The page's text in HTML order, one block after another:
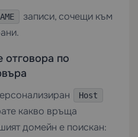
записи, сочещи към
отговора по
Host
какво връща
домейн е поискан: